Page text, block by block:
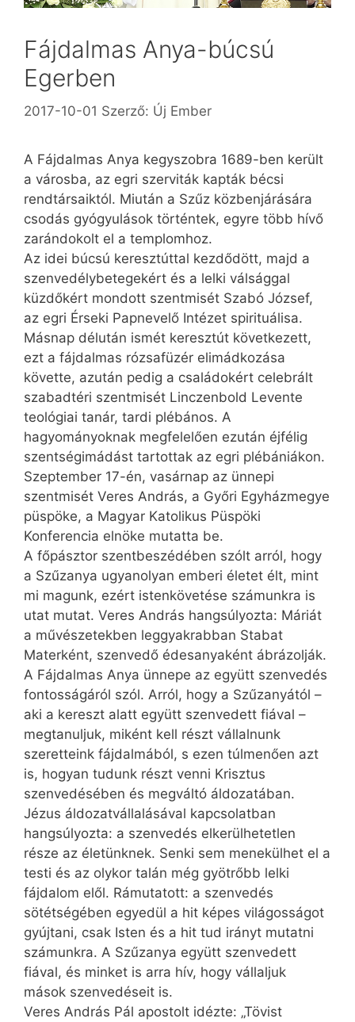
Fájdalmas Anya-búcsú
Egerben
2017-10-01 Szerző: Új Ember
A Fájdalmas Anya kegyszobra 1689-ben került
a városba, az egri szerviták kapták bécsi
rendtársaiktól. Miután a Szűz közbenjárására
csodás gyógyulások történtek, egyre több hívő
zarándokolt el a templomhoz.
Az idei búcsú keresztúttal kezdődött, majd a
szenvedélybetegekért és a lelki válsággal
küzdőkért mondott szentmisét Szabó József,
az egri Érseki Papnevelő Intézet spirituálisa.
Másnap délután ismét keresztút következett,
ezt a fájdalmas rózsafüzér elimádkozása
követte, azután pedig a családokért celebrált
szabadtéri szentmisét Linczenbold Levente
teológiai tanár, tardi plébános. A
hagyományoknak megfelelően ezután éjfélig
szentségimádást tartottak az egri plébániákon.
Szeptember 17-én, vasárnap az ünnepi
szentmisét Veres András, a Győri Egyházmegye
püspöke, a Magyar Katolikus Püspöki
Konferencia elnöke mutatta be.
A főpásztor szentbeszédében szólt arról, hogy
a Szűzanya ugyanolyan emberi életet élt, mint
mi magunk, ezért istenkövetése számunkra is
utat mutat. Veres András hangsúlyozta: Máriát
a művészetekben leggyakrabban Stabat
Materként, szenvedő édesanyaként ábrázolják.
A Fájdalmas Anya ünnepe az együtt szenvedés
fontosságáról szól. Arról, hogy a Szűzanyától –
aki a kereszt alatt együtt szenvedett fiával –
megtanuljuk, miként kell részt vállalnunk
szeretteink fájdalmából, s ezen túlmenően azt
is, hogyan tudunk részt venni Krisztus
szenvedésében és megváltó áldozatában.
Jézus áldozatvállalásával kapcsolatban
hangsúlyozta: a szen­vedés elkerülhetetlen
része az életünknek. Senki sem menekülhet el a
testi és az olykor talán még gyötrőbb lelki
fájdalom elől. Rámutatott: a szenvedés
sötétségében egyedül a hit képes világosságot
gyújtani, csak Isten és a hit tud irányt mutatni
számunkra. A Szűzanya együtt szenvedett
fiával, és minket is arra hív, hogy vállaljuk
mások szenvedéseit is.
Veres András Pál apostolt idézte: „Tövist